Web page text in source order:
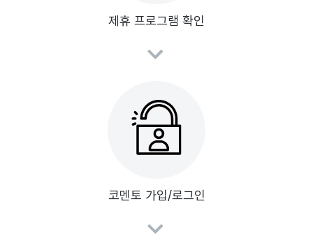
제휴 프로그램 확인
코멘토 가입/로그인